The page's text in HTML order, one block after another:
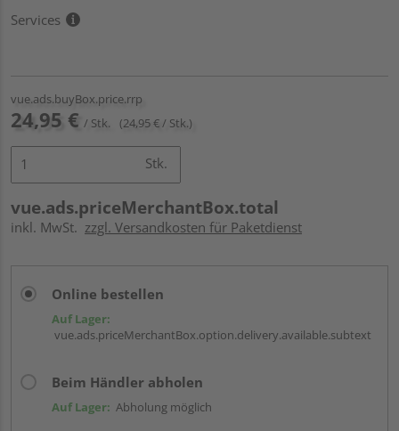
Services
vue.ads.buyBox.price.rrp
24,95 € / Stk. (24,95 € / Stk.)
Stk.
vue.ads.priceMerchantBox.total
inkl. MwSt. zzgl. Versandkosten für Paketdienst
Online bestellen
Auf Lager:
vue.ads.priceMerchantBox.option.delivery.available.subtext
Beim Händler abholen
Auf Lager: Abholung möglich